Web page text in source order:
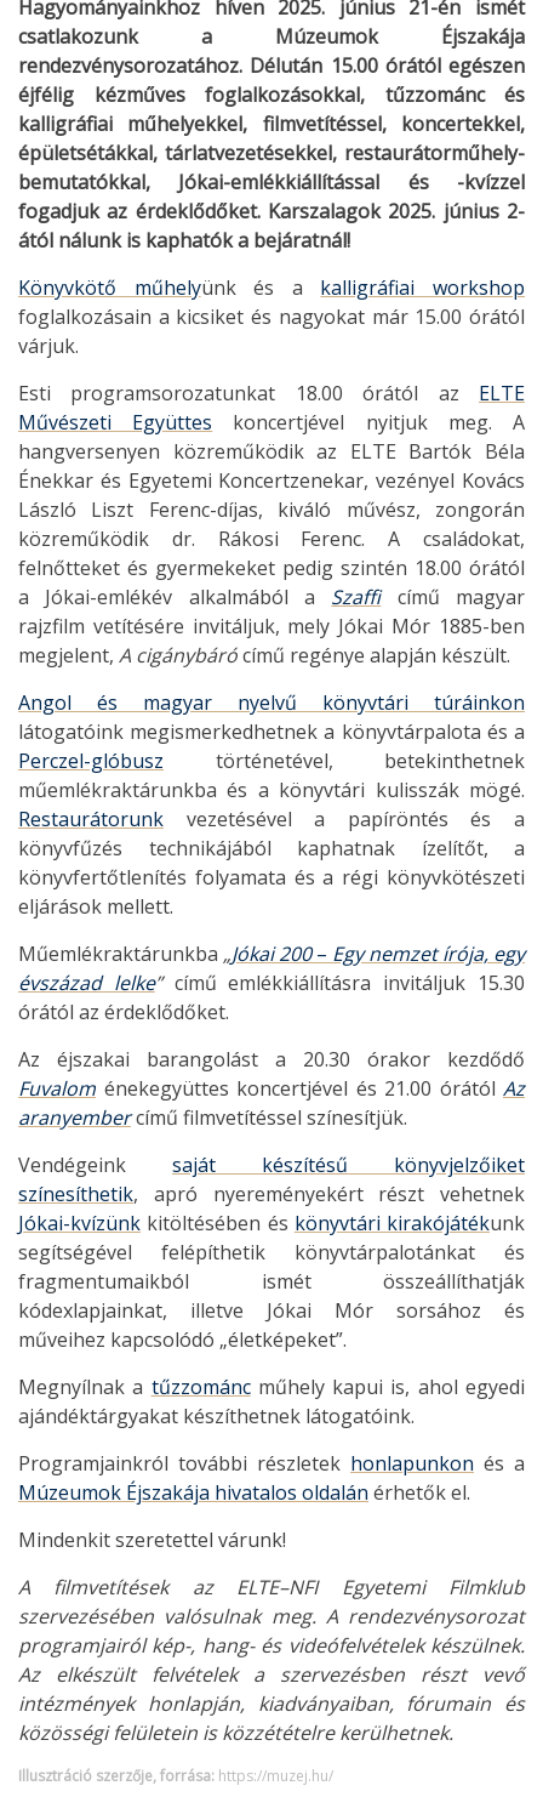
Hagyományainkhoz híven 2025. június 21-én ismét
csatlakozunk a Múzeumok Éjszakája
rendezvénysorozatához. Délután 15.00 órától egészen
éjfélig kézműves foglalkozásokkal, tűzzománc és
kalligráfiai műhelyekkel, filmvetítéssel, koncertekkel,
épületsétákkal, tárlatvezetésekkel, restaurátorműhely-
bemutatókkal, Jókai-emlékkiállítással és -kvízzel
fogadjuk az érdeklődőket. Karszalagok 2025. június 2-
ától nálunk is kaphatók a bejáratnál!
Könyvkötő műhelyünk és a kalligráfiai workshop
foglalkozásain a kicsiket és nagyokat már 15.00 órától
várjuk.
Esti programsorozatunkat 18.00 órától az ELTE
Művészeti Együttes koncertjével nyitjuk meg. A
hangversenyen közreműködik az ELTE Bartók Béla
Énekkar és Egyetemi Koncertzenekar, vezényel Kovács
László Liszt Ferenc-díjas, kiváló művész, zongorán
közreműködik dr. Rákosi Ferenc. A családokat,
felnőtteket és gyermekeket pedig szintén 18.00 órától
a Jókai-emlékév alkalmából a
Szafficímű magyar
rajzfilm vetítésére invitáljuk, mely Jókai Mór 1885-ben
megjelent, A cigánybárócímű regénye alapján készült.
Angol és magyar nyelvű könyvtári túráinkon
látogatóink megismerkedhetnek a könyvtárpalota és a
Perczel-glóbusz történetével, betekinthetnek
műemlékraktárunkba és a könyvtári kulisszák mögé.
Restaurátorunk vezetésével a papíröntés és a
könyvfűzés technikájából kaphatnak ízelítőt, a
könyvfertőtlenítés folyamata és a régi könyvkötészeti
eljárások mellett.
Műemlékraktárunkba „Jókai 200– Egy nemzet írója, egy
évszázad lelke” című emlékkiállításra invitáljuk 15.30
órától az érdeklődőket.
Az éjszakai barangolást a 20.30 órakor kezdődő
Fuvalom énekegyüttes koncertjével és 21.00 órától Az
aranyembercímű filmvetítéssel színesítjük.
Vendégeink saját készítésű könyvjelzőiket
színesíthetik, apró nyereményekért részt vehetnek
Jókai-kvízünk kitöltésében és könyvtári kirakójátékunk
segítségével felépíthetik könyvtárpalotánkat és
fragmentumaikból ismét összeállíthatják
kódexlapjainkat, illetve Jókai Mór sorsához és
műveihez kapcsolódó „életképeket”.
Megnyílnak a tűzzománcműhely kapui is, ahol egyedi
ajándéktárgyakat készíthetnek látogatóink.
Programjainkról további részletek honlapunkon és a
Múzeumok Éjszakája hivatalos oldalán érhetők el.
Mindenkit szeretettel várunk!
A filmvetítések az ELTE–NFI Egyetemi Filmklub
szervezésében valósulnak meg. A rendezvénysorozat
programjairól kép-, hang- és videófelvételek készülnek.
Az elkészült felvételek a szervezésben részt vevő
intézmények honlapján, kiadványaiban, fórumain és
közösségi felületein is közzétételre kerülhetnek.
Illusztráció szerzője, forrása: https://muzej.hu/